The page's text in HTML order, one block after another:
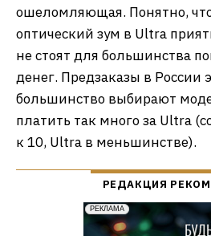
ошеломляющая. Понятно,
оптический зум в Ultra
не стоят для большинства
денег. Предзаказы в России
большинство выбирают
платить так много за Ultra
к 10, Ultra в меньшинстве).